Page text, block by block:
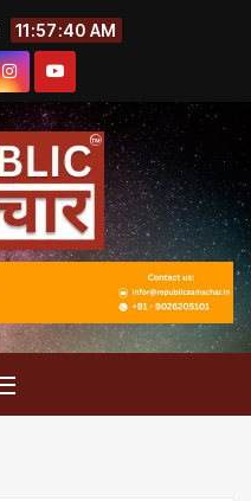
11:57:41 AM